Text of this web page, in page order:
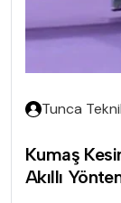
Tunca
Kumaş
Akıllı